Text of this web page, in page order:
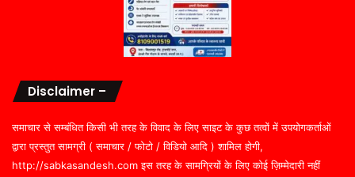
Disclaimer –
समाचार से सम्बंधित किसी भी तरह के विवाद के लिए साइट के कुछ तत्वों में उपयोगकर्ताओं
द्वारा प्रस्तुत सामग्री ( समाचार / फोटो / विडियो आदि ) शामिल होगी,
http://sabkasandesh.com इस तरह के सामग्रियों के लिए कोई ज़िम्मेदारी नहीं